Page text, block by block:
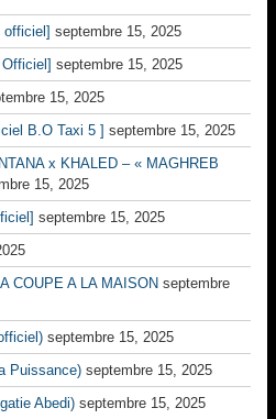
officiel] septembre 15, 2025
Officiel] septembre 15, 2025
15, 2025
B.O Taxi 5 ] septembre 15, 2025
x KHALED – « MAGHREB
15, 2025
septembre 15, 2025
COUPE A LA MAISON septembre
septembre 15, 2025
Puissance) septembre 15, 2025
Abedi) septembre 15, 2025